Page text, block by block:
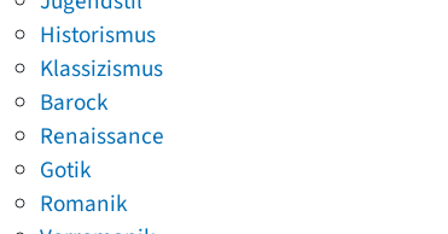
Historismus
Klassizismus
Barock
Renaissance
Gotik
Romanik